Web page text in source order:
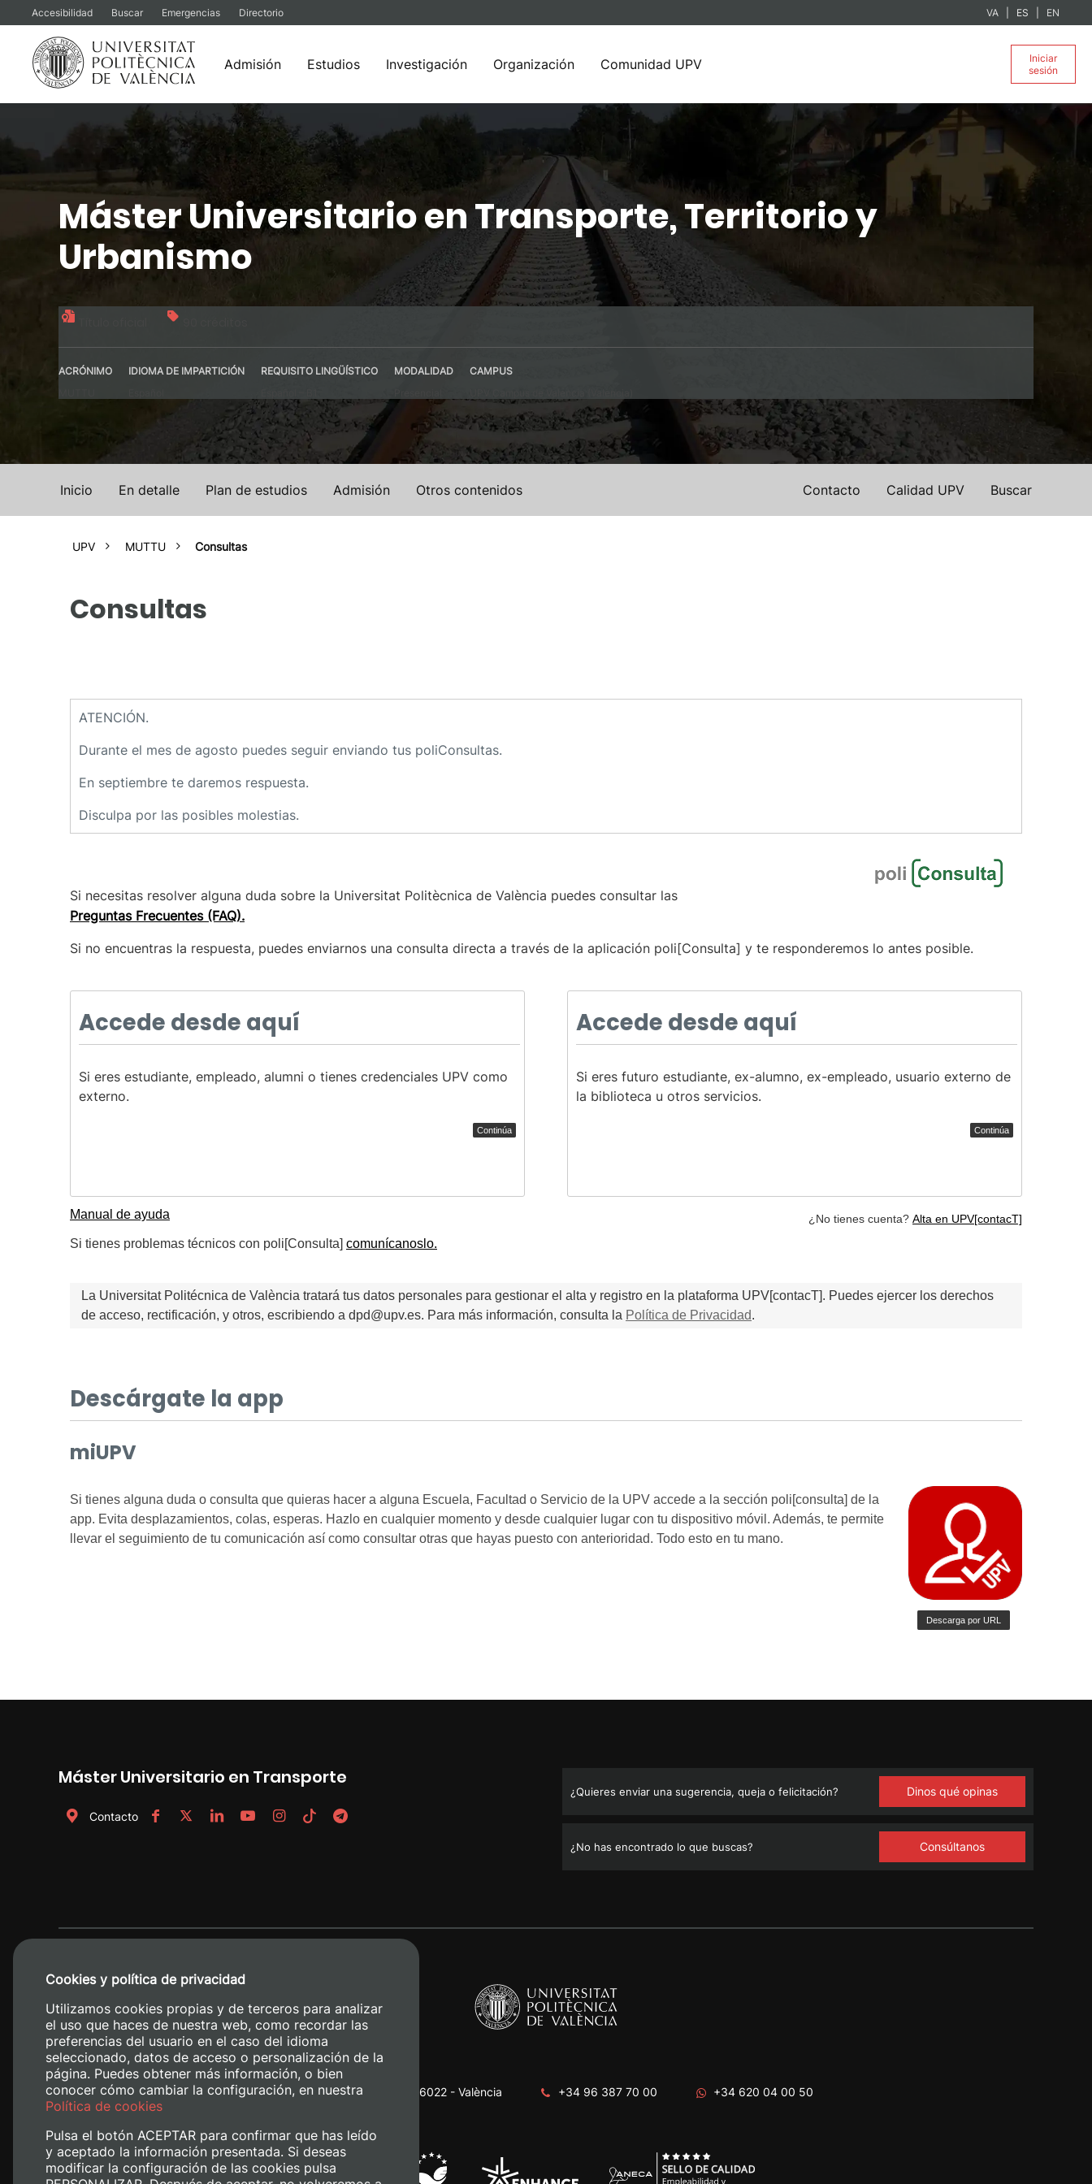
Accesibilidad Buscar Emergencias Directorio VA ES EN
Admisión Estudios Investigación Organización Comunidad UPV
Iniciar
sesión
contenido
Máster Universitario en Transporte, Territorio y
Urbanismo
ACRÓNIMO
IDIOMA DE IMPARTICIÓN
REQUISITO LINGÜÍSTICO
MODALIDAD
CAMPUS
Inicio En detalle Plan de estudios Admisión Otros contenidos Buscar
Calidad UPV
Contacto
UPV MUTTU Consultas
Consultas
Máster Universitario en Transporte
Contacto
¿Quieres enviar una sugerencia, queja o felicitación? Dinos qué opinas
¿No has encontrado lo que buscas? Consúltanos
Camino de Vera, s/n. 46022 - València +34 96 387 70 00 +34 620 04 00 50
Cookies y política de privacidad
Utilizamos cookies propias y de terceros para analizar
el uso que haces de nuestra web, como recordar las
preferencias del usuario en el caso del idioma
seleccionado, datos de acceso o personalización de la
página. Puedes obtener más información, o bien
conocer cómo cambiar la configuración, en nuestra
Política de cookies
Pulsa el botón ACEPTAR para confirmar que has leído
y aceptado la información presentada. Si deseas
modificar la configuración de las cookies pulsa